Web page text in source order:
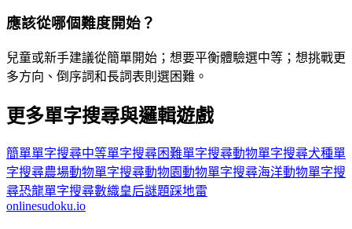
應該從哪個難度開始？
兒童或新手建議從簡單開始；想要平衡體驗選中等；想挑戰更
多方向、倒序詞和長詞表則選困難。
更多單字搜尋與邏輯遊戲
簡單單字搜尋中等單字搜尋困難單字搜尋動物單字搜尋犬種單
字搜尋農場動物單字搜尋動物園動物單字搜尋海洋動物單字搜
尋恐龍單字搜尋數織皇后謎題踩地雷
onlinesudoku.io